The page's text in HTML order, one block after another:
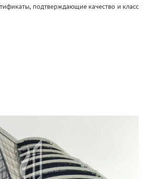
подтверждающие качество и класс